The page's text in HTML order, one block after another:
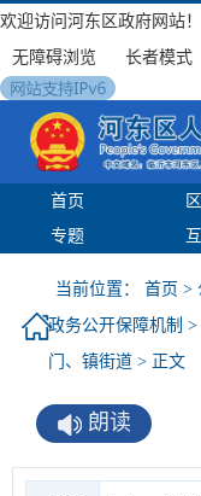
欢迎访问河东区政府网站！
无障碍浏览
长者模式
首页
专题
当前位置： 首页 >
政务公开保障机制 >
门、镇街道 > 正文
朗读